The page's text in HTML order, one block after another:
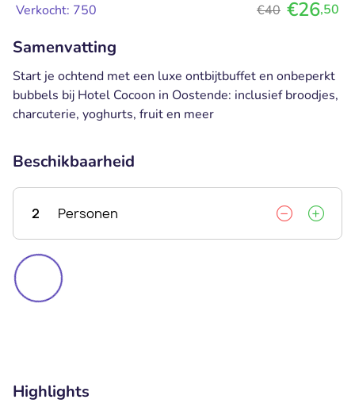
Verkocht: 750 €40 €26,50
Samenvatting
Start je ochtend met een luxe ontbijtbuffet en onbeperkt
bubbels bij Hotel Cocoon in Oostende: inclusief broodjes,
charcuterie, yoghurts, fruit en meer
Beschikbaarheid
2 Personen
Highlights